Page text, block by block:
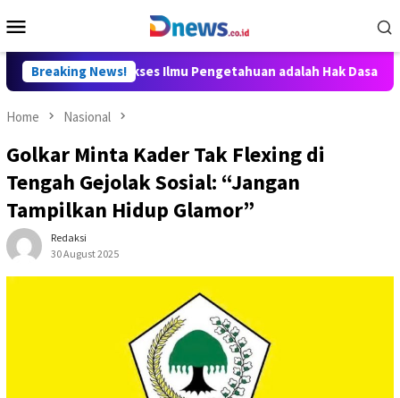
to
Menu
Breaking News!
Aditya: Akses Ilmu Pengetahuan adalah Hak Dasar Warga
Home Nasional
Golkar Minta Kader Tak Flexing di
Tengah Gejolak Sosial: “Jangan
Tampilkan Hidup Glamor”
Redaksi
30 August 2025